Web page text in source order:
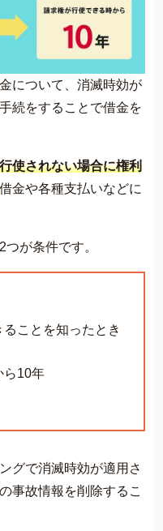
について、消滅時効が
続をすることで借金を
使されない場合に権利
借金や各種支払いなどに
が条件です。
ことを知ったとき
ら10年
グで消滅時効が適用さ
事故情報を削除するこ